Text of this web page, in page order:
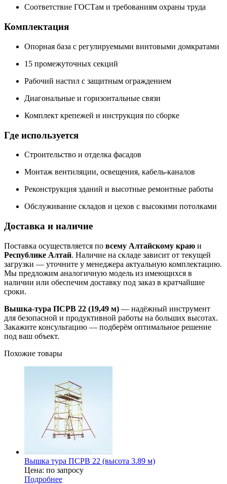
Соответствие ГОСТам и требованиям охраны труда
Комплектация
Опорная база с регулируемыми винтовыми домкратами
15 промежуточных секций
Рабочий настил с защитным ограждением
Диагональные и горизонтальные связи
Комплект крепежей и инструкция по сборке
Где используется
Строительство и отделка фасадов
Монтаж вентиляции, освещения, кабель-каналов
Реконструкция зданий и высотные ремонтные работы
Обслуживание складов и цехов с высокими потолками
Доставка и наличие
Поставка осуществляется по всему Алтайскому краю и
Республике Алтай. Наличие на складе зависит от текущей
загрузки — уточните у менеджера актуальную комплектацию.
Мы предложим аналогичную модель из имеющихся в
наличии или обеспечим доставку под заказ в кратчайшие
сроки.
Вышка-тура ПСРВ 22 (19,49 м) — надёжный инструмент
для безопасной и продуктивной работы на больших высотах.
Закажите консультацию — подберём оптимальное решение
под ваш объект.
Похожие товары
Вышка тура ПСРВ 22 (высота 3.89 м)
Цена: по запросу
Подробнее